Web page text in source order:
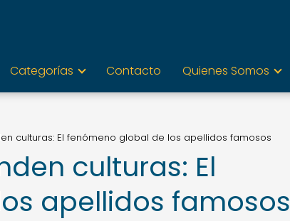
Categorías Contacto Quienes Somos
culturas: El fenómeno global de los apellidos famosos
culturas: El
apellidos famosos